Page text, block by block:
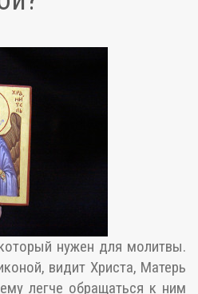
нужен для молитвы.
видит Христа, Матерь
легче обращаться к ним